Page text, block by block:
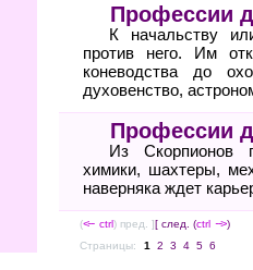
Профессии
К начальству
против него. Им
коневодства до
духовенство,
Профессии
Из Скорпионов
химики, шахтеры,
наверняка ждет
(<-- ctrl) пред. ][ след. (ctrl --> )
Страницы:
1 2 3 4 5 6